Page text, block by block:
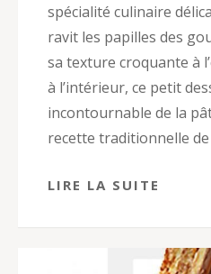
spécialité culinaire
ravit les papilles des
sa texture croquante à
à l’intérieur, ce petit
incontournable de la
recette traditionnelle
LIRE LA SUITE